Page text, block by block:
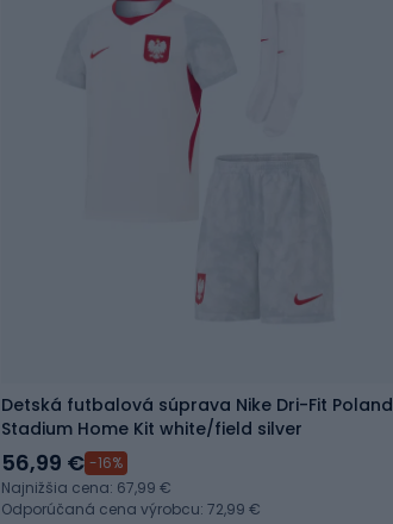
Detská futbalová súprava Nike Dri-Fit Poland
Stadium Home Kit white/field silver
56,99 € -16%
Najnižšia cena: 67,99 €
Odporúčaná cena výrobcu: 72,99 €